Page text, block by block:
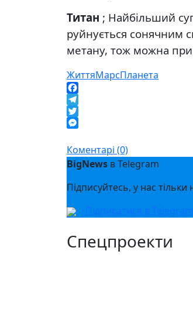
Титан ; Найбільший
руйнується сонячним
метану, тож можна
ЖиттяМарсПланета
Facebook
Telegram
Twitter
Коментарі (0)
BigNews в Telegram
Підписуйтесь, у нас
Підписатися в Telegram
Спецпроекти